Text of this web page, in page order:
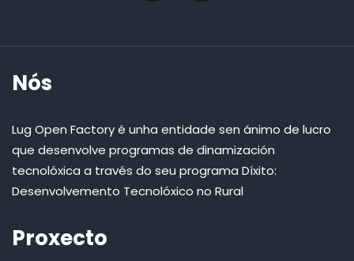
Nós
Lug Open Factory é unha entidade sen ánimo de lucro
que desenvolve programas de dinamización
tecnolóxica a través do seu programa Díxito:
Desenvolvemento Tecnolóxico no Rural
Proxecto